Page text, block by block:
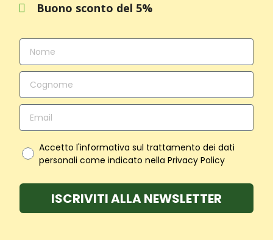
Buono sconto del 5%
Accetto l'informativa sul trattamento dei dati
personali come indicato nella Privacy Policy
ISCRIVITI ALLA NEWSLETTER